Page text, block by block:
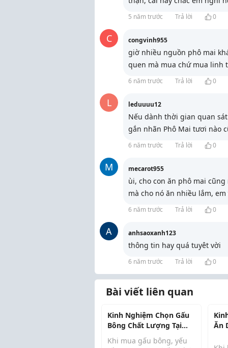
5 năm trước Trả lời 0
C congvinh955
giờ nhiều nguồn phô mai
quen mà mua chứ mua linh
6 năm trước Trả lời 0
L leduuuu12
Nếu dành thời gian quan
gắn nhãn Phô Mai tươi nào
6 năm trước Trả lời 0
M mecarot955
ùi, cho con ăn phô mai
mà cho nó ăn nhiều lắm,
6 năm trước Trả lời 0
A anhsaoxanh123
thông tin hay quá tuyêt vời
6 năm trước Trả lời 0
Bài viết liên quan
Kinh Nghiệm Chọn Gấu
Bông Chất Lượng Tại
Buôn Ma Thuột
Khi mua gấu bông, yếu
Ăn